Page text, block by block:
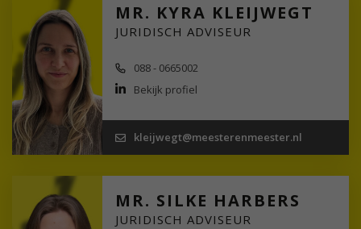
MR. KYRA KLEIJWEGT
JURIDISCH ADVISEUR
088 - 0665002
Bekijk profiel
kleijwegt@meesterenmeester.nl
MR. SILKE HARBERS
JURIDISCH ADVISEUR